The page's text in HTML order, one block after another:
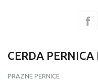
CERDA
PRAZNE PERNICE